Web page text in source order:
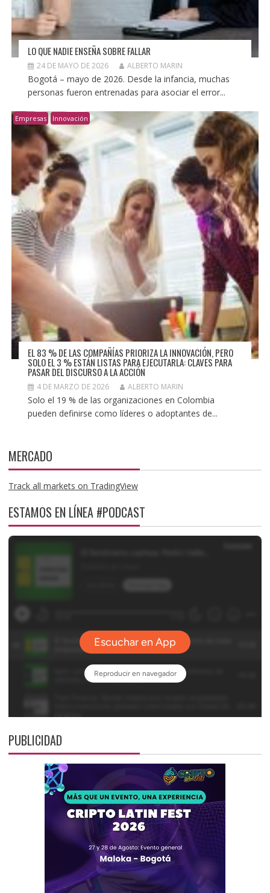
LO QUE NADIE ENSEÑA SOBRE FALLAR
24 DE MAYO DE 2026 ALBERTO MARIN
Bogotá – mayo de 2026. Desde la infancia, muchas
personas fueron entrenadas para asociar el error...
Empresas Innovación
EL 83 % DE LAS COMPAÑÍAS PRIORIZA LA INNOVACIÓN, PERO
SOLO EL 3 % ESTÁN LISTAS PARA EJECUTARLA: CLAVES PARA
PASAR DEL DISCURSO A LA ACCIÓN
4 DE MARZO DE 2026 ALBERTO MARIN
Solo el 19 % de las organizaciones en Colombia
pueden definirse como líderes o adoptantes de...
MERCADO
Track all markets on TradingView
ESTAMOS EN LÍNEA #PODCAST
PUBLICIDAD